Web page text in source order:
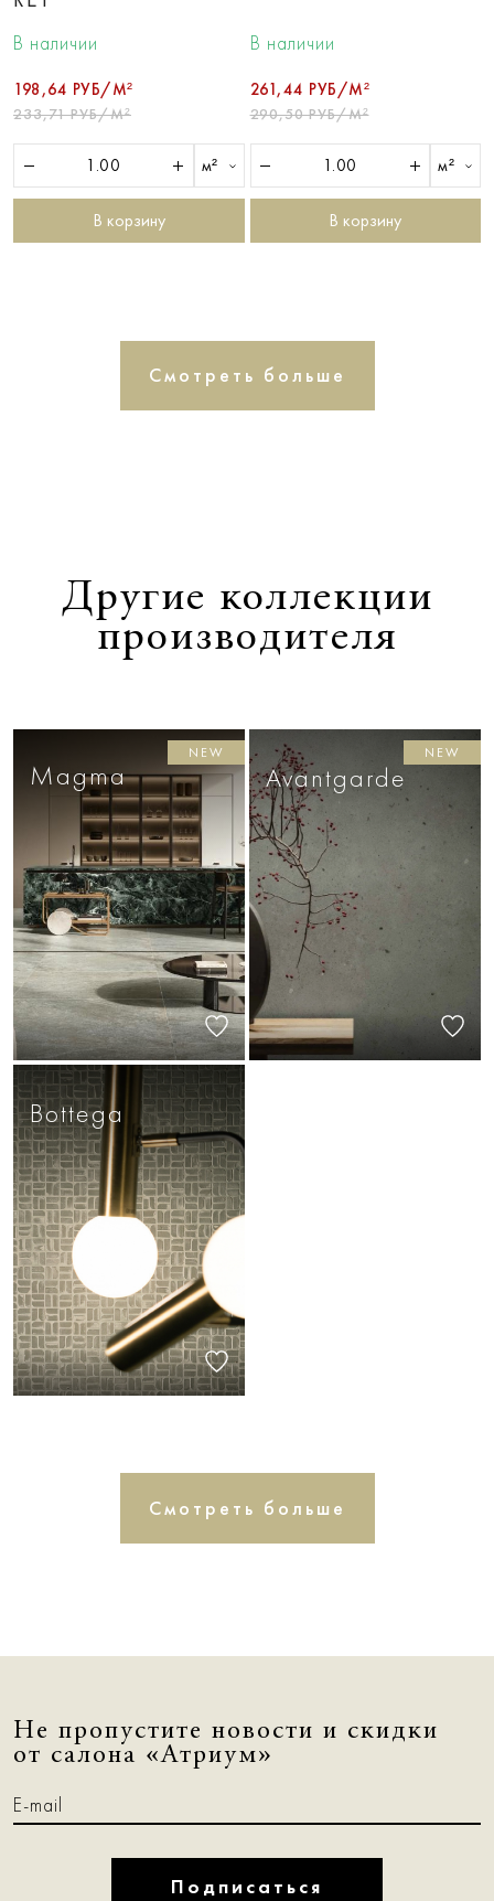
В наличии
198,64 РУБ/М²
233,71 РУБ/М²
м²
В корзину
В наличии
261,44 РУБ/М²
290,50 РУБ/М²
м²
В корзину
Смотреть больше
Другие коллекции
производителя
Magma
NEW
Avantgarde
NEW
Bottega
Смотреть больше
Не пропустите новости и скидки
от салона «Атриум»
Подписаться